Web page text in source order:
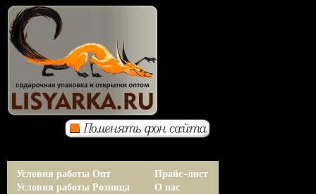
Условия работы Опт
Условия работы Розница
Прайс-лист
О нас